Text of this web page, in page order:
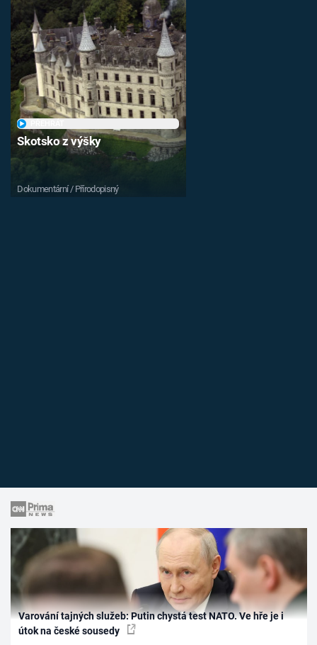
Skotsko z výšky
Dokumentární / Přírodopisný
Varování tajných služeb: Putin chystá test NATO. Ve hře je i
útok na české sousedy